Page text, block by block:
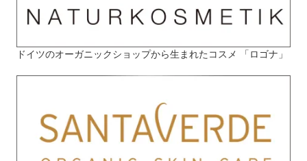
ドイツのオーガニックショップから生まれたコスメ 「ロゴナ」